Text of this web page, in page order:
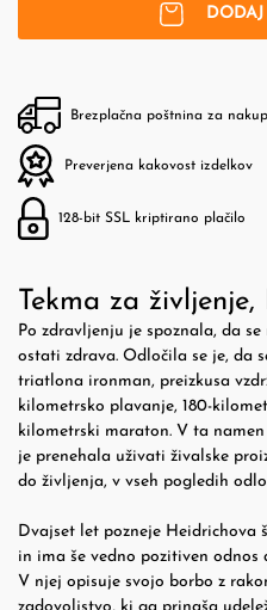
Brezplačna poštnina za
Preverjena kakovost izdelkov
128-bit SSL kriptirano plačilo
Tekma za
Po zdravljenju je spoznala, da
ostati zdrava. Odločila se je, da
triatlona ironman, preizkusa
kilometrsko plavanje, 180-
kilometrski maraton. V ta
je prenehala uživati živalske
do življenja, v vseh pogledih
Dvajset let pozneje Heidrichova
in ima še vedno pozitiven odnos
V njej opisuje svojo borbo z